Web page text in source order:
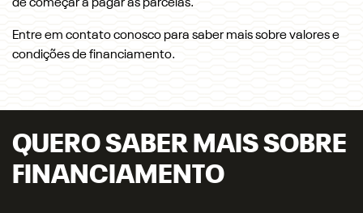
de começar a pagar as parcelas.
Entre em contato conosco para saber mais sobre valores e
condições de financiamento.
QUERO SABER MAIS SOBRE
FINANCIAMENTO